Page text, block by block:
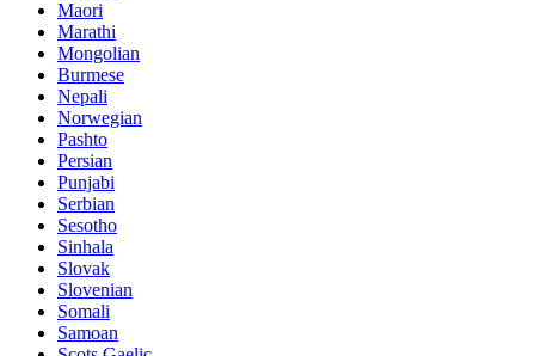
Maori
Marathi
Mongolian
Burmese
Nepali
Norwegian
Pashto
Persian
Punjabi
Serbian
Sesotho
Sinhala
Slovak
Slovenian
Somali
Samoan